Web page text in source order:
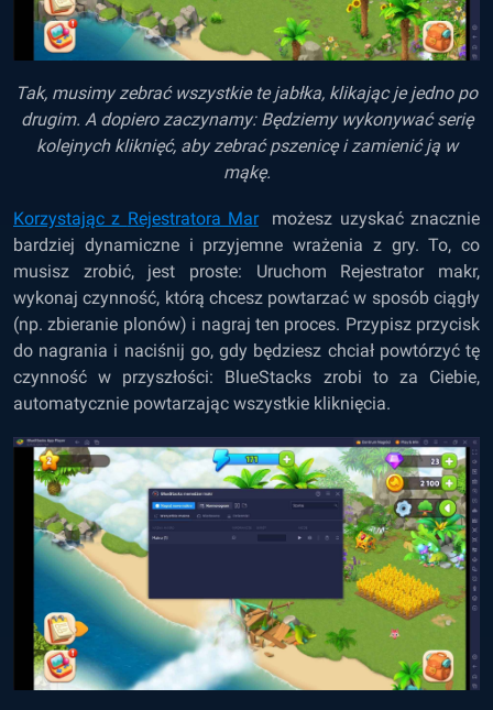
Tak, musimy zebrać wszystkie te jabłka, klikając je jedno po
drugim. A dopiero zaczynamy: Będziemy wykonywać serię
kolejnych kliknięć, aby zebrać pszenicę i zamienić ją w
mąkę.
Korzystając z Rejestratora Mar
możesz uzyskać znacznie
bardziej dynamiczne i przyjemne wrażenia z gry. To, co
musisz zrobić, jest proste: Uruchom Rejestrator makr,
wykonaj czynność, którą chcesz powtarzać w sposób ciągły
(np. zbieranie plonów) i nagraj ten proces. Przypisz przycisk
do nagrania i naciśnij go, gdy będziesz chciał powtórzyć tę
czynność w przyszłości: BlueStacks zrobi to za Ciebie,
automatycznie powtarzając wszystkie kliknięcia.